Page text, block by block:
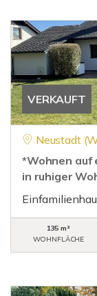
VERKAUFT
Neustadt
*Wohnen auf
in ruhiger
135 m²
WOHNFLÄCHE